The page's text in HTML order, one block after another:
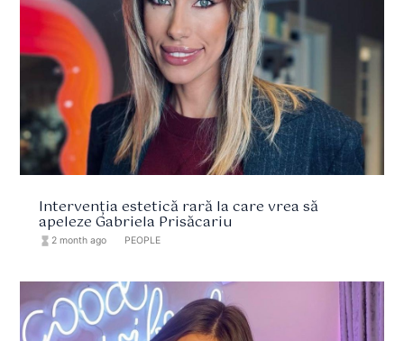
Intervenția estetică rară la care vrea să
apeleze Gabriela Prisăcariu
hourglass_full 2 month ago PEOPLE